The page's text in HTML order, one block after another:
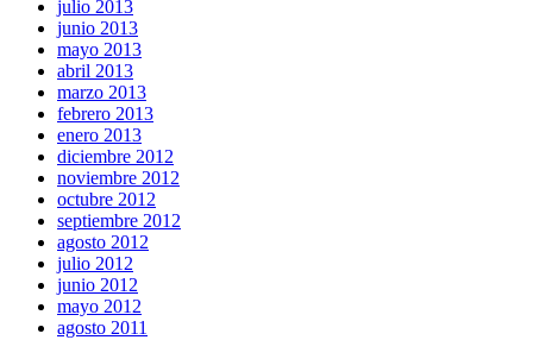
julio 2013
junio 2013
mayo 2013
abril 2013
marzo 2013
febrero 2013
enero 2013
diciembre 2012
noviembre 2012
octubre 2012
septiembre 2012
agosto 2012
julio 2012
junio 2012
mayo 2012
agosto 2011